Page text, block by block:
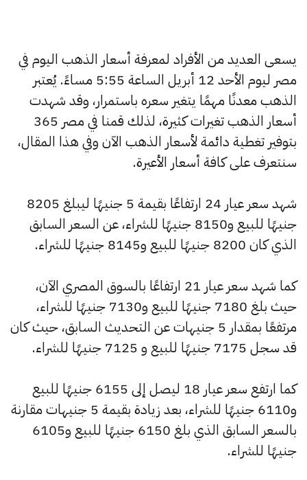
يسعى العديد من الأفراد لمعرفة أسعار الذهب اليوم في
مصر ليوم الأحد 12 أبريل الساعة 5:55 مساءً. يُعتبر
الذهب معدنًا مهمًا يتغير سعره باستمرار، وقد شهدت
أسعار الذهب تغيرات كثيرة، لذلك قمنا في مصر 365
بتوفير تغطية دائمة لأسعار الذهب الآن وفي هذا المقال،
سنتعرف على كافة أسعار الأعيرة.
شهد سعر عيار 24 ارتفاعًا بقيمة 5 جنيهًا ليبلغ 8205
جنيهًا للبيع و8150 جنيهًا للشراء، عن السعر السابق
الذي كان 8200 جنيهًا للبيع و8145 جنيهًا للشراء.
كما شهد سعر عيار 21 ارتفاعًا بالسوق المصري الآن،
حيث بلغ 7180 جنيهًا للبيع و7130 جنيهًا للشراء،
مرتفعًا بمقدار 5 جنيهات عن التحديث السابق، حيث كان
قد سجل 7175 جنيهًا للبيع و 7125 جنيهًا للشراء.
كما ارتفع سعر عيار 18 ليصل إلى 6155 جنيهًا للبيع
و6110 جنيهًا للشراء، بعد زيادة بقيمة 5 جنيهات مقارنة
بالسعر السابق الذي بلغ 6150 جنيهًا للبيع و6105
جنيهًا للشراء.